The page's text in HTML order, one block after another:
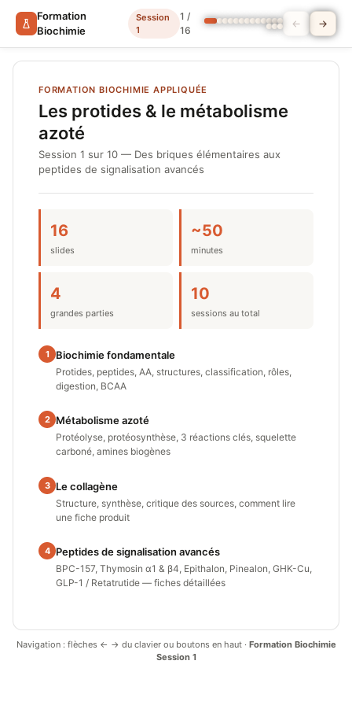
Formation
Biochimie
Session
1
1 /
16
FORMATION BIOCHIMIE APPLIQUÉE
Les protides & le métabolisme
azoté
Session 1 sur 10 — Des briques élémentaires aux
peptides de signalisation avancés
16
slides
~50
minutes
4
grandes parties
10
sessions au total
1 Biochimie fondamentale
Protides, peptides, AA, structures, classification, rôles,
digestion, BCAA
2 Métabolisme azoté
Protéolyse, protéosynthèse, 3 réactions clés, squelette
carboné, amines biogènes
3 Le collagène
Structure, synthèse, critique des sources, comment lire
une fiche produit
4 Peptides de signalisation avancés
BPC-157, Thymosin α1 & β4, Epithalon, Pinealon, GHK-Cu,
GLP-1 / Retatrutide — fiches détaillées
Navigation : flèches ← → du clavier ou boutons en haut · Formation Biochimie
Session 1